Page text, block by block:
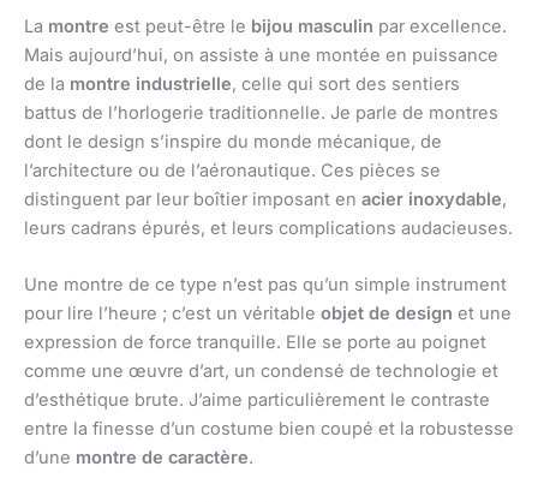
La montre est peut-être le bijou masculin par excellence.
Mais aujourd’hui, on assiste à une montée en puissance
de la montre industrielle, celle qui sort des sentiers
battus de l’horlogerie traditionnelle. Je parle de montres
dont le design s’inspire du monde mécanique, de
l’architecture ou de l’aéronautique. Ces pièces se
distinguent par leur boîtier imposant en acier inoxydable,
leurs cadrans épurés, et leurs complications audacieuses.
Une montre de ce type n’est pas qu’un simple instrument
pour lire l’heure ; c’est un véritable objet de design et une
expression de force tranquille. Elle se porte au poignet
comme une œuvre d’art, un condensé de technologie et
d’esthétique brute. J’aime particulièrement le contraste
entre la finesse d’un costume bien coupé et la robustesse
d’une montre de caractère.